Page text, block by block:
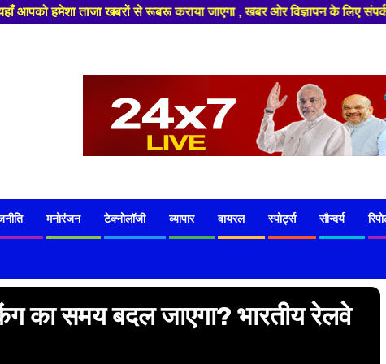
से रूबरू कराया जाएगा , खबर ओर विज्ञापन के लिए संपर्क करे +91
मनोरंजन टेक्नोलॉजी व्यापार वायरल स्पोर्ट्स सौन्दर्य
का समय बदल जाएगा? भारतीय रेलवे